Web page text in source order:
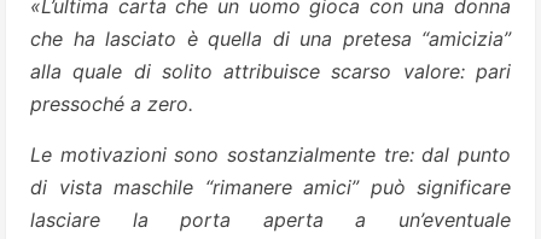
«L’ultima carta che un uomo gioca con una donna
che ha lasciato è quella di una pretesa “amicizia”
alla quale di solito attribuisce scarso valore: pari
pressoché a zero.
Le motivazioni sono sostanzialmente tre: dal punto
di vista maschile “rimanere amici” può significare
lasciare la porta aperta a un’eventuale